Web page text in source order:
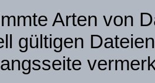
Arten von
gültigen